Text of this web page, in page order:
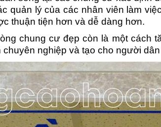
quản lý của các nhân viên làm
thuận tiện hơn và dễ dàng hơn.
chung cư đẹp còn là một cách
nghiệp và tạo cho người